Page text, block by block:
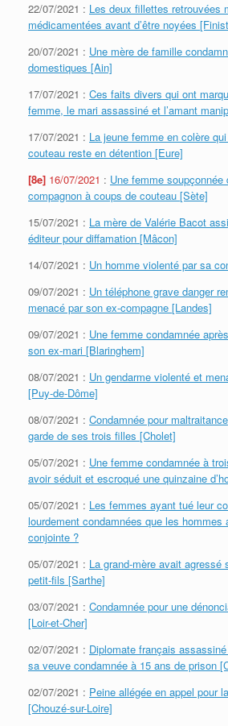
22/07/2021 : Les deux fillettes retrouvées
médicamentées avant d’être noyées
20/07/2021 : Une mère de famille
domestiques [Ain]
17/07/2021 : Ces faits divers qui ont
femme, le mari assassiné et l’amant
17/07/2021 : La jeune femme en colère
couteau reste en détention [Eure]
[8e] 16/07/2021 : Une femme soupçonnée
compagnon à coups de couteau [Sète]
15/07/2021 : La mère de Valérie Bacot
éditeur pour diffamation [Mâcon]
14/07/2021 : Un homme violenté par sa
09/07/2021 : Un téléphone grave danger
menacé par son ex-compagne [Landes]
09/07/2021 : Une femme condamnée
son ex-mari [Blaringhem]
08/07/2021 : Un gendarme violenté et
[Puy-de-Dôme]
08/07/2021 : Condamnée pour
garde de ses trois filles [Cholet]
05/07/2021 : Une femme condamnée à
avoir séduit et escroqué une quinzaine
05/07/2021 : Les femmes ayant tué leur
lourdement condamnées que les hommes
conjointe ?
05/07/2021 : La grand-mère avait agressé
petit-fils [Sarthe]
03/07/2021 : Condamnée pour une
[Loir-et-Cher]
02/07/2021 : Diplomate français
sa veuve condamnée à 15 ans de prison
02/07/2021 : Peine allégée en appel pour
[Chouzé-sur-Loire]